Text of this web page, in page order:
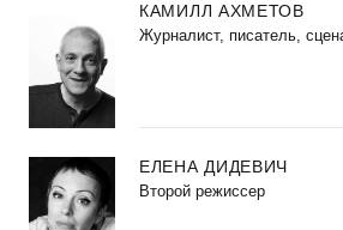
КАМИЛЛ АХМЕТОВ
Журналист, писатель,
ЕЛЕНА ДИДЕВИЧ
Второй режиссер